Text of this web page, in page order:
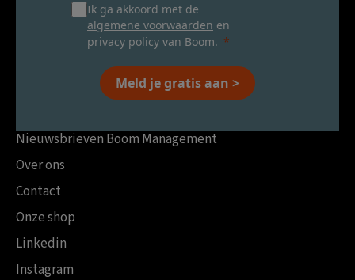
Ik ga akkoord met de
algemene voorwaarden en
privacy policy van Boom.
Meld je gratis aan >
Nieuwsbrieven Boom Management
Over ons
Contact
Onze shop
Linkedin
Instagram